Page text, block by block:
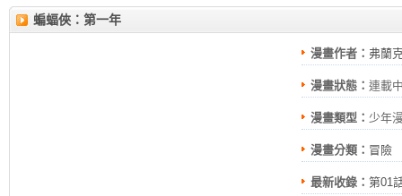
蝙蝠俠：第一年
漫畫作者： 弗蘭
漫畫狀態： 連載
漫畫類型： 少年
漫畫分類： 冒險
最新收錄： 第01